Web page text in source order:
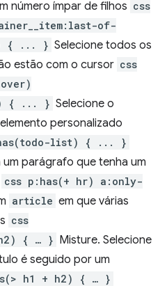
número ímpar de filhos css
of-
{ ... } Selecione todos os
estão com o cursor css
{ ... } Selecione o
personalizado
list) { ... }
um parágrafo que tenha um
css p:has(+ hr) a:only-
article em que várias
css
{ … } Misture. Selecione
é seguido por um
h1 + h2) { … }